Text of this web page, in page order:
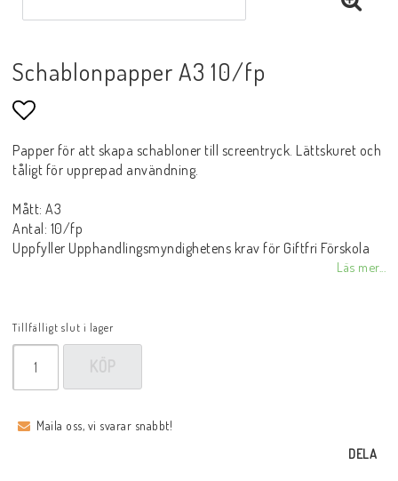
Schablonpapper A3 10/fp
Lägg till i favoritlistan
Papper för att skapa schabloner till screentryck. Lättskuret och
tåligt för upprepad användning.
Mått: A3
Antal: 10/fp
Uppfyller Upphandlingsmyndighetens krav för Giftfri Förskola
Läs mer...
Tillfälligt slut i lager
KÖP
Maila oss, vi svarar snabbt!
DELA